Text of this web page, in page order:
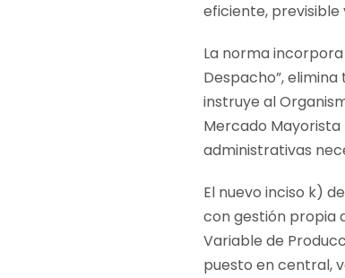
eficiente,
La norma
Despacho”,
instruye al
Mercado Mayorista
administrativas
El nuevo inciso k)
con gestión propia
Variable de
puesto en central,